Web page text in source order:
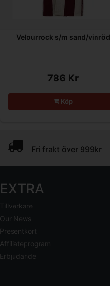
Velourrock s/m sand/vinröd
786 Kr
Köp
Fri frakt över 999kr
EXTRA
Tillverkare
Our News
Presentkort
Affiliateprogram
Erbjudande